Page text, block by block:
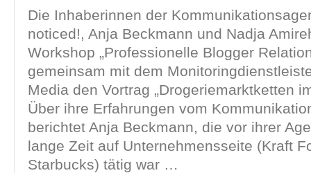
Die Inhaberinnen der
noticed!, Anja Beckmann und Nadja
Workshop „Professionelle Blogger
gemeinsam mit dem
Media den Vortrag „Drogeriemarktketten
Über ihre Erfahrungen vom
berichtet Anja Beckmann, die vor ihrer
lange Zeit auf Unternehmensseite (Kraft
Starbucks) tätig war …